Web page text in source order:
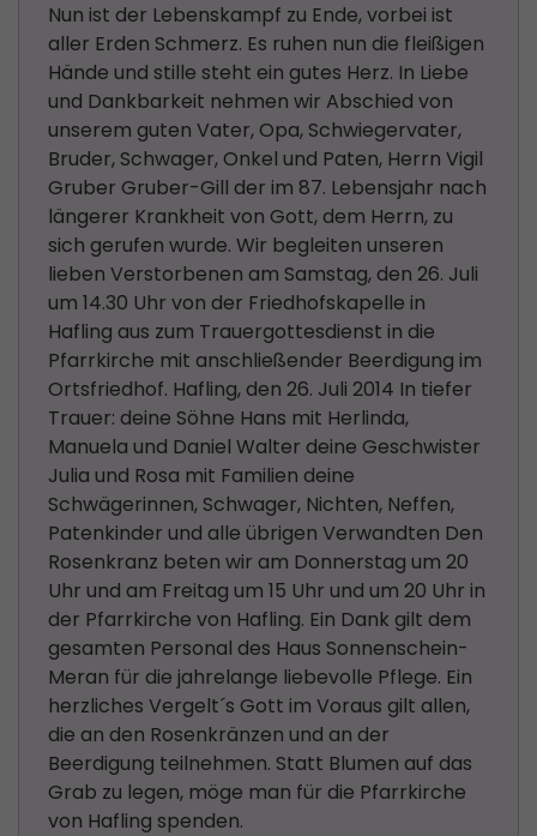
Nun ist der Lebenskampf zu Ende, vorbei ist
aller Erden Schmerz. Es ruhen nun die fleißigen
Hände und stille steht ein gutes Herz. In Liebe
und Dankbarkeit nehmen wir Abschied von
unserem guten Vater, Opa, Schwiegervater,
Bruder, Schwager, Onkel und Paten, Herrn Vigil
Gruber Gruber-Gill der im 87. Lebensjahr nach
längerer Krankheit von Gott, dem Herrn, zu
sich gerufen wurde. Wir begleiten unseren
lieben Verstorbenen am Samstag, den 26. Juli
um 14.30 Uhr von der Friedhofskapelle in
Hafling aus zum Trauergottesdienst in die
Pfarrkirche mit anschließender Beerdigung im
Ortsfriedhof. Hafling, den 26. Juli 2014 In tiefer
Trauer: deine Söhne Hans mit Herlinda,
Manuela und Daniel Walter deine Geschwister
Julia und Rosa mit Familien deine
Schwägerinnen, Schwager, Nichten, Neffen,
Patenkinder und alle übrigen Verwandten Den
Rosenkranz beten wir am Donnerstag um 20
Uhr und am Freitag um 15 Uhr und um 20 Uhr in
der Pfarrkirche von Hafling. Ein Dank gilt dem
gesamten Personal des Haus Sonnenschein-
Meran für die jahrelange liebevolle Pflege. Ein
herzliches Vergelt´s Gott im Voraus gilt allen,
die an den Rosenkränzen und an der
Beerdigung teilnehmen. Statt Blumen auf das
Grab zu legen, möge man für die Pfarrkirche
von Hafling spenden.